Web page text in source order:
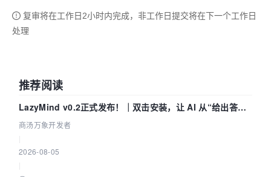
复审将在工作日2小时内完成，非工作日提交将在下一个工作日
处理
推荐阅读
LazyMind v0.2正式发布！｜双击安装，让 AI 从“给出答案”
走到“完成交付”
商汤万象开发者
2026-08-05